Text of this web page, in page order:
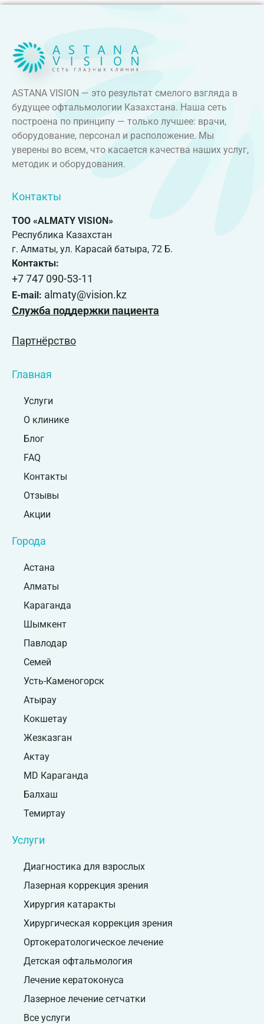
ASTANA VISION — это результат смелого взгляда в
будущее офтальмологии Казахстана. Наша сеть
построена по принципу — только лучшее: врачи,
оборудование, персонал и расположение. Мы
уверены во всем, что касается качества наших услуг,
методик и оборудования.
Контакты
ТОО «ALMATY VISION»
Республика Казахстан
г. Алматы, ул. Карасай батыра, 72 Б.
Контакты:
+7 747 090-53-11
E-mail: almaty@vision.kz
Служба поддержки пациента
Партнёрство
Главная
Услуги
О клинике
Блог
FAQ
Контакты
Отзывы
Акции
Города
Астана
Алматы
Караганда
Шымкент
Павлодар
Семей
Усть-Каменогорск
Атырау
Кокшетау
Жезказган
Актау
MD Караганда
Балхаш
Темиртау
Услуги
Диагностика для взрослых
Лазерная коррекция зрения
Хирургия катаракты
Хирургическая коррекция зрения
Ортокератологическое лечение
Детская офтальмология
Лечение кератоконуса
Лазерное лечение сетчатки
Все услуги